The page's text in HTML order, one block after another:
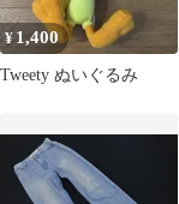
¥ 1,400
Tweety ぬいぐるみ